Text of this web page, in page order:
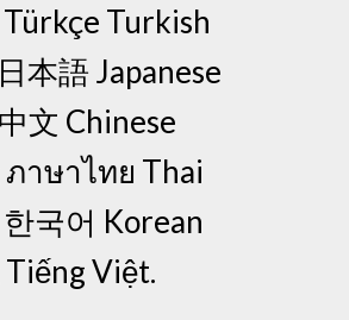
Turkish
本語 Japanese
文 Chinese
ภาษาไทย Thai
국어 Korean
Việt.